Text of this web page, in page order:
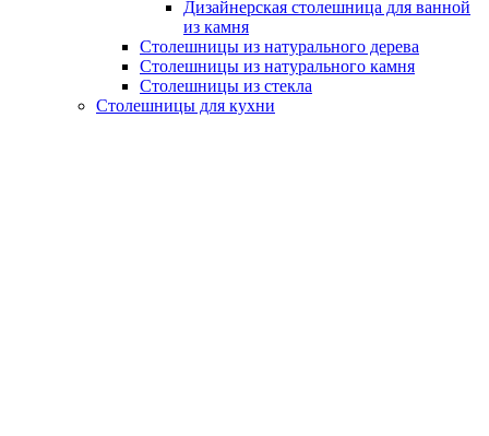
Дизайнерская столешница для ванной
из камня
Столешницы из натурального дерева
Столешницы из натурального камня
Столешницы из стекла
Столешницы для кухни